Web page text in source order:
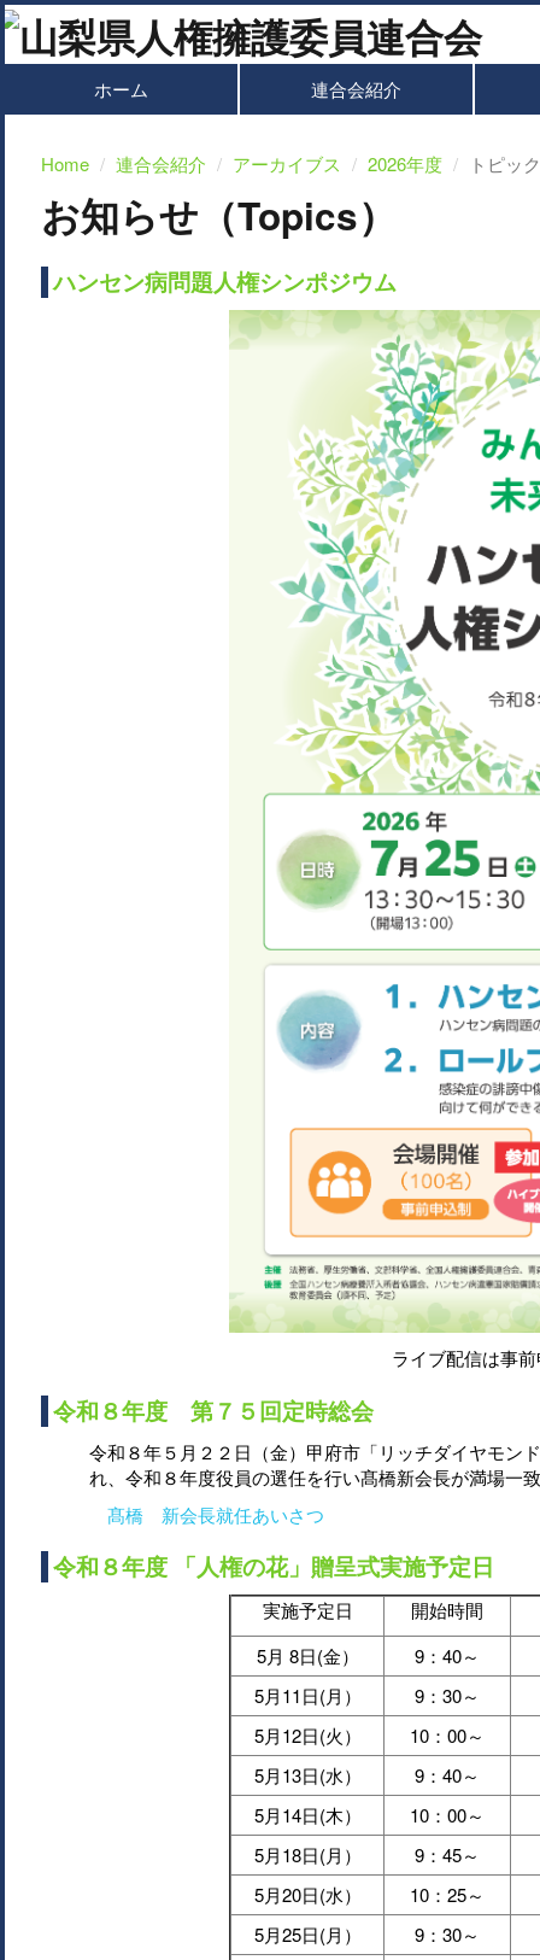
ホーム 連合会紹介
Home 連合会紹介 アーカイブス 2026年度 トピッ
お知らせ（Topics）
ハンセン病問題人権シンポジウム
ライブ配信は事
令和８年度 第７５回定時総会
令和８年５月２２日（金）甲府市「リッチダイヤモン
れ、令和８年度役員の選任を行い髙橋新会長が満場一
髙橋 新会長就任あいさつ
令和８年度 「人権の花」贈呈式実施予定日
実施予定日
開始時間
5月 8日(金）
9：40～
5月11日(月）
9：30～
5月12日(火）
10：00～
5月13日(水）
9：40～
5月14日(木）
10：00～
5月18日(月）
9：45～
5月20日(水）
10：25～
5月25日(月）
9：30～